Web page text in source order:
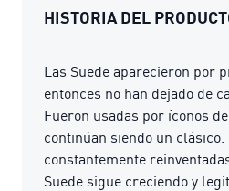
HISTORIA DEL
Las Suede aparecieron por
entonces no han dejado de
Fueron usadas por íconos
continúan siendo un
constantemente
Suede sigue creciendo y